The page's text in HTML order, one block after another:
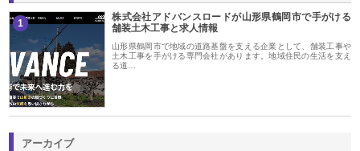
1
株式会社アドバンスロードが山形県鶴岡市で手がける
舗装土木工事と求人情報
山形県鶴岡市で地域の道路基盤を支える企業として、舗装工事や
土木工事を手がける専門会社があります。地域住民の生活を支え
る道…
アーカイブ